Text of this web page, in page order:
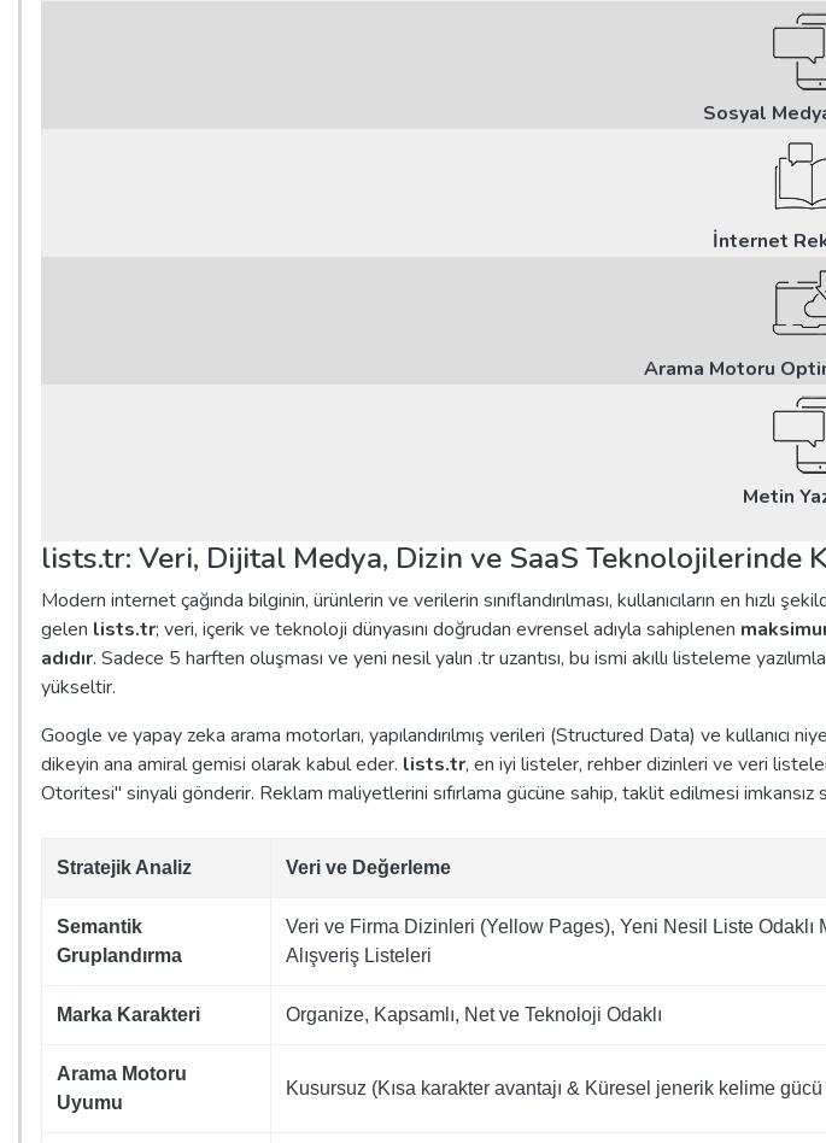
Sosyal
İnternet
Arama Motoru
Metin
lists.tr: Veri, Dijital Medya, Dizin ve SaaS Teknolojilerinde
Modern internet çağında bilginin, ürünlerin ve verilerin sınıflandırılması, kullanıcıların en
gelen lists.tr; veri, içerik ve teknoloji dünyasını doğrudan evrensel adıyla sahiplenen
adıdır. Sadece 5 harften oluşması ve yeni nesil yalın .tr uzantısı, bu ismi akıllı listeleme
yükseltir.
Google ve yapay zeka arama motorları, yapılandırılmış verileri (Structured Data) ve
dikeyin ana amiral gemisi olarak kabul eder. lists.tr, en iyi listeler, rehber dizinleri ve veri
Otoritesi" sinyali gönderir. Reklam maliyetlerini sıfırlama gücüne sahip, taklit edilmesi imkansız
Stratejik Analiz Veri ve Değerleme
Semantik
Gruplandırma
Veri ve Firma Dizinleri (Yellow Pages), Yeni Nesil Liste Odaklı
Alışveriş Listeleri
Marka Karakteri Organize, Kapsamlı, Net ve Teknoloji Odaklı
Arama Motoru
Uyumu
Kusursuz (Kısa karakter avantajı & Küresel jenerik kelime